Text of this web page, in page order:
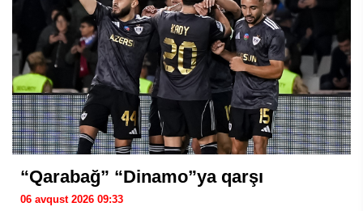
“Qarabağ” “Dinamo”ya qarşı
06 avqust 2026 09:33